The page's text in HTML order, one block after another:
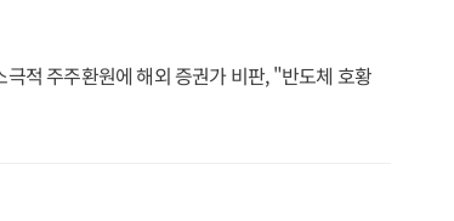
적 주주환원에 해외 증권가 비판, "반도체 호황